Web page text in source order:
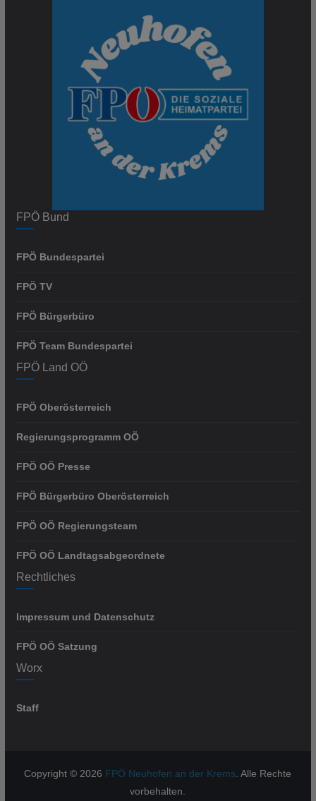
FPÖ Bund
FPÖ Bundespartei
FPÖ TV
FPÖ Bürgerbüro
FPÖ Team Bundespartei
FPÖ Land OÖ
FPÖ Oberösterreich
Regierungsprogramm OÖ
FPÖ OÖ Presse
FPÖ Bürgerbüro Oberösterreich
FPÖ OÖ Regierungsteam
FPÖ OÖ Landtagsabgeordnete
Rechtliches
Impressum und Datenschutz
FPÖ OÖ Satzung
Worx
Staff
Copyright © 2026 FPÖ Neuhofen an der Krems . Alle Rechte
vorbehalten.